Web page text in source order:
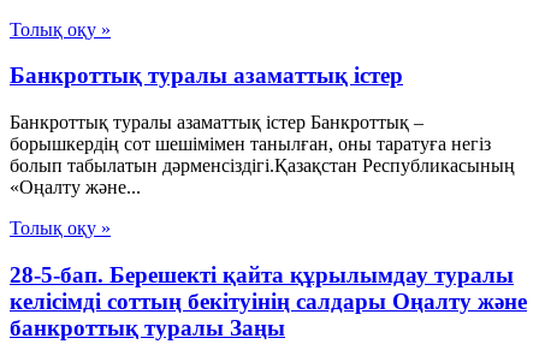
Толық оқу »
Банкроттық туралы азаматтық істер
Банкроттық туралы азаматтық істер Банкроттық –
борышкердiң сот шешiмiмен танылған, оны таратуға негiз
болып табылатын дәрменсiздiгi.Қазақстан Республикасының
«Оңалту және...
Толық оқу »
28-5-бап. Берешекті қайта құрылымдау туралы
келісімді соттың бекітуінің салдары Оңалту және
банкроттық туралы Заңы